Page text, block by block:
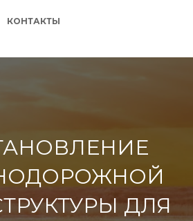
КОНТАКТЫ
ДЛЯ